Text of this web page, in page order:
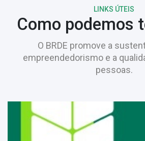
LINKS ÚTEIS
Como podemos
O BRDE promove a
empreendedorismo e a
pessoas.